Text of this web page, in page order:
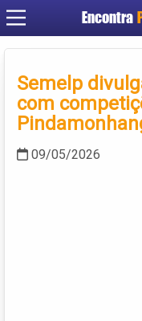
Encontra
Semelp
com
09/05/2026